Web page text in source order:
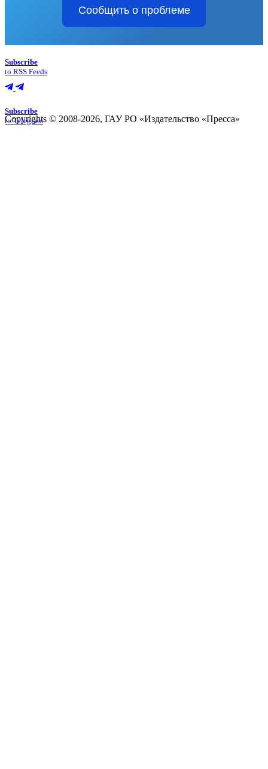
Сообщить о проблеме
Subscribe
to RSS Feeds
Subscribe
to Telegram
Copyrights © 2008-2026, ГАУ РО «Издательство «Пресса»